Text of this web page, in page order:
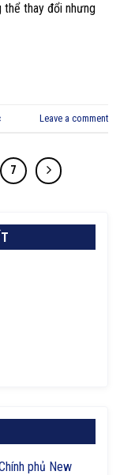
thể thay đổi nhưng
Leave a comment
7
phủ New